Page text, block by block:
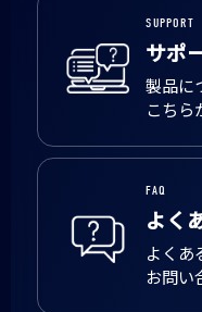
SUPPORT
サポ
製品に
こちら
FAQ
よく
よくあ
お問い